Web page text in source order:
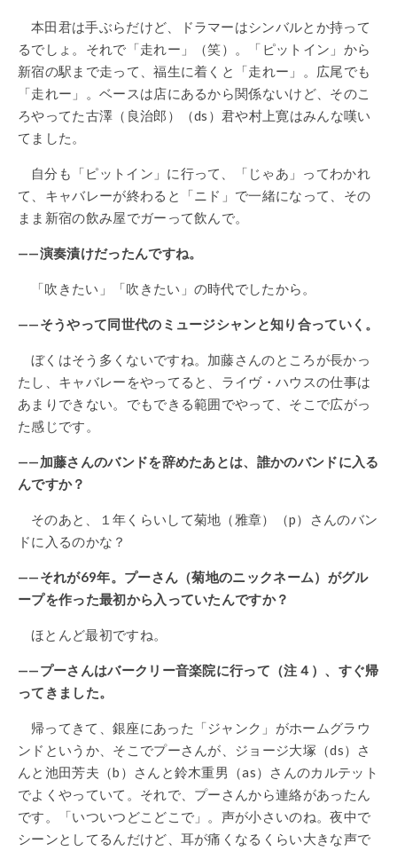
本田君は手ぶらだけど、ドラマーはシンバルとか持って
るでしょ。それで「走れー」（笑）。「ピットイン」から
新宿の駅まで走って、福生に着くと「走れー」。広尾でも
「走れー」。ベースは店にあるから関係ないけど、そのこ
ろやってた古澤（良治郎）（ds）君や村上寛はみんな嘆い
てました。
自分も「ピットイン」に行って、「じゃあ」ってわかれ
て、キャバレーが終わると「ニド」で一緒になって、その
まま新宿の飲み屋でガーって飲んで。
——演奏漬けだったんですね。
「吹きたい」「吹きたい」の時代でしたから。
——そうやって同世代のミュージシャンと知り合っていく。
ぼくはそう多くないですね。加藤さんのところが長かっ
たし、キャバレーをやってると、ライヴ・ハウスの仕事は
あまりできない。でもできる範囲でやって、そこで広がっ
た感じです。
——加藤さんのバンドを辞めたあとは、誰かのバンドに入る
んですか？
そのあと、１年くらいして菊地（雅章）（p）さんのバン
ドに入るのかな？
——それが69年。プーさん（菊地のニックネーム）がグル
ープを作った最初から入っていたんですか？
ほとんど最初ですね。
——プーさんはバークリー音楽院に行って（注４）、すぐ帰
ってきました。
帰ってきて、銀座にあった「ジャンク」がホームグラウ
ンドというか、そこでプーさんが、ジョージ大塚（ds）さ
んと池田芳夫（b）さんと鈴木重男（as）さんのカルテット
でよくやっていて。それで、プーさんから連絡があったん
です。「いついつどこどこで」。声が小さいのね。夜中で
シーンとしてるんだけど、耳が痛くなるくらい大きな声で